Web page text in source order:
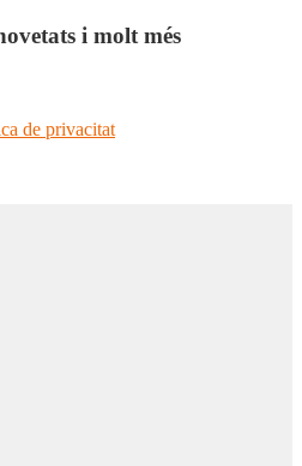
i molt més
de privacitat